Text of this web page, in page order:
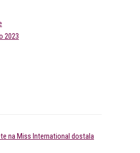
2023